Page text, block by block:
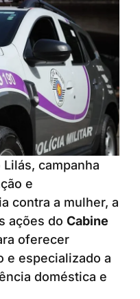
campanha
e
contra a mulher, a
ações do Cabine
oferecer
e especializado a
doméstica e